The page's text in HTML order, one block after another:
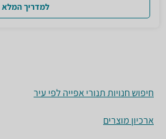
למדריך המלא
חיפוש חנויות תנורי אפייה לפי עיר
ארכיון מוצרים